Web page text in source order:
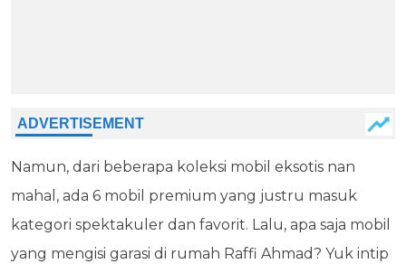
Namun, dari beberapa koleksi mobil eksotis nan
mahal, ada 6 mobil premium yang justru masuk
kategori spektakuler dan favorit. Lalu, apa saja mobil
yang mengisi garasi di rumah Raffi Ahmad? Yuk intip